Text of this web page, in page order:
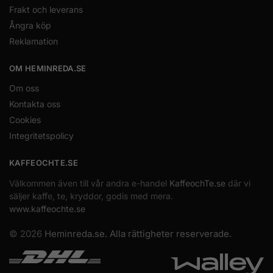
Frakt och leverans
Ångra köp
Reklamation
OM HEMINREDA.SE
Om oss
Kontakta oss
Cookies
Integritetspolicy
KAFFEOCHTE.SE
Välkommen även till vår andra e-handel KaffeochTe.se där vi
säljer kaffe, te, kryddor, godis med mera.
www.kaffeochte.se
© 2026 Heminreda.se. Alla rättigheter reserverade.